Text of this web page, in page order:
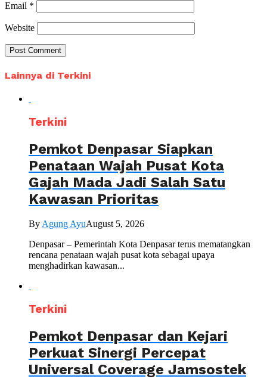
Email *
Website
Lainnya di Terkini
Terkini
Pemkot Denpasar Siapkan
Penataan Wajah Pusat Kota
Gajah Mada Jadi Salah Satu
Kawasan Prioritas
ByAgung AyuAugust 5, 2026
Denpasar – Pemerintah Kota Denpasar terus mematangkan
rencana penataan wajah pusat kota sebagai upaya
menghadirkan kawasan...
Terkini
Pemkot Denpasar dan Kejari
Perkuat Sinergi Percepat
Universal Coverage Jamsostek